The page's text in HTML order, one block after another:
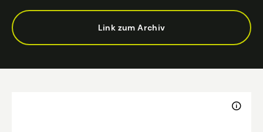
Link zum Archiv